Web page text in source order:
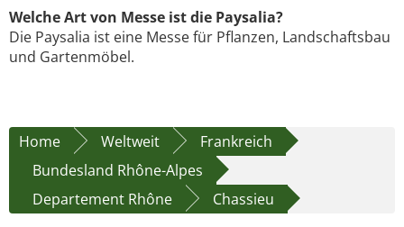
Welche Art von Messe ist die Paysalia?
Die Paysalia ist eine Messe für Pflanzen, Landschaftsbau
und Gartenmöbel.
Home Weltweit
Frankreich
Bundesland Rhône-Alpes
Departement Rhône
Chassieu